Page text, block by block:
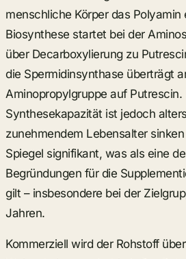
menschliche Körper das Polyamin
Biosynthese startet bei der
über Decarboxylierung zu
die Spermidinsynthase überträgt
Aminopropylgruppe auf Putrescin.
Synthesekapazität ist jedoch
zunehmendem Lebensalter
Spiegel signifikant, was als eine
Begründungen für die
gilt – insbesondere bei der
Jahren.
Kommerziell wird der Rohstoff